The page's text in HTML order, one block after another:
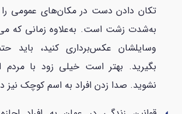
تکان دادن دست در مکان‌های عمومی را
به‌شدت زشت است. به‌علاوه زمانی که
وسایلشان عکس‌برداری کنید، باید
بگیرید. بهتر است خیلی زود با
نشوید. صدا زدن افراد به اسم کوچک نیز